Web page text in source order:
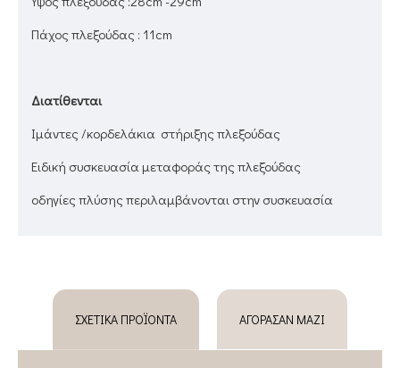
Πάχος πλεξούδας : 11cm
Διατίθενται
Ιμάντες /κορδελάκια στήριξης πλεξούδας
Ειδική συσκευασία μεταφοράς της πλεξούδας
oδηγίες πλύσης περιλαμβάνονται στην συσκευασία
ΣΧΕΤΙΚΆ ΠΡΟΪΌΝΤΑ ΑΓΌΡΑΣΑΝ ΜΑΖΊ